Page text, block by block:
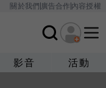
關於我們廣告合作內容授權
影音 活動